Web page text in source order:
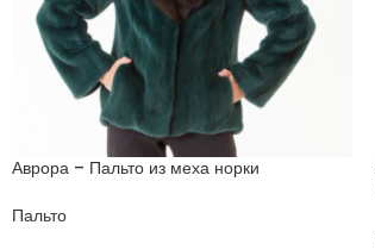
Аврора – Пальто из меха норки
Пальто